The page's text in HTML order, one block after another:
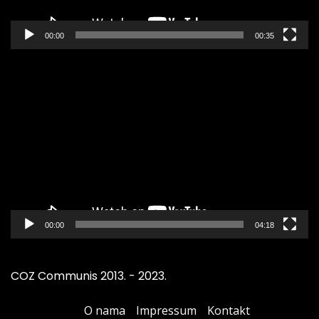
00:00 00:35
00:00 04:18
COZ Communis 2013. - 2023.
O nama Impressum Kontakt